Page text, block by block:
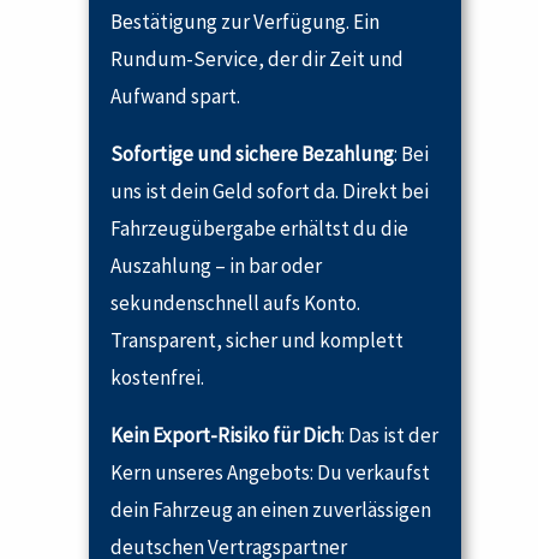
Bestätigung zur Verfügung. Ein
Rundum-Service, der dir Zeit und
Aufwand spart.
Sofortige und sichere Bezahlung: Bei
uns ist dein Geld sofort da. Direkt bei
Fahrzeugübergabe erhältst du die
Auszahlung – in bar oder
sekundenschnell aufs Konto.
Transparent, sicher und komplett
kostenfrei.
Kein Export-Risiko für Dich: Das ist der
Kern unseres Angebots: Du verkaufst
dein Fahrzeug an einen zuverlässigen
deutschen Vertragspartner